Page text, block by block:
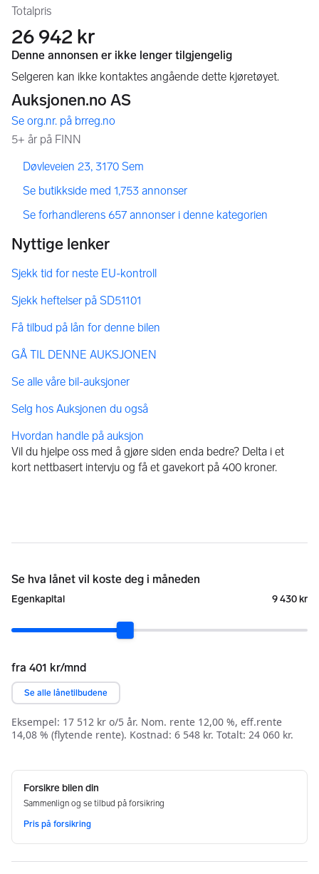
Totalpris
26 942 kr
,
Døvleveien 23, 3170 Sem
Se butikkside med 1,753 annonser
Se forhandlerens 657 annonser i denne kategorien
Få tilbud på lån for denne bilen
Vil du hjelpe oss med å gjøre siden enda bedre? Delta i et
kort nettbasert intervju og få et gavekort på 400 kroner.